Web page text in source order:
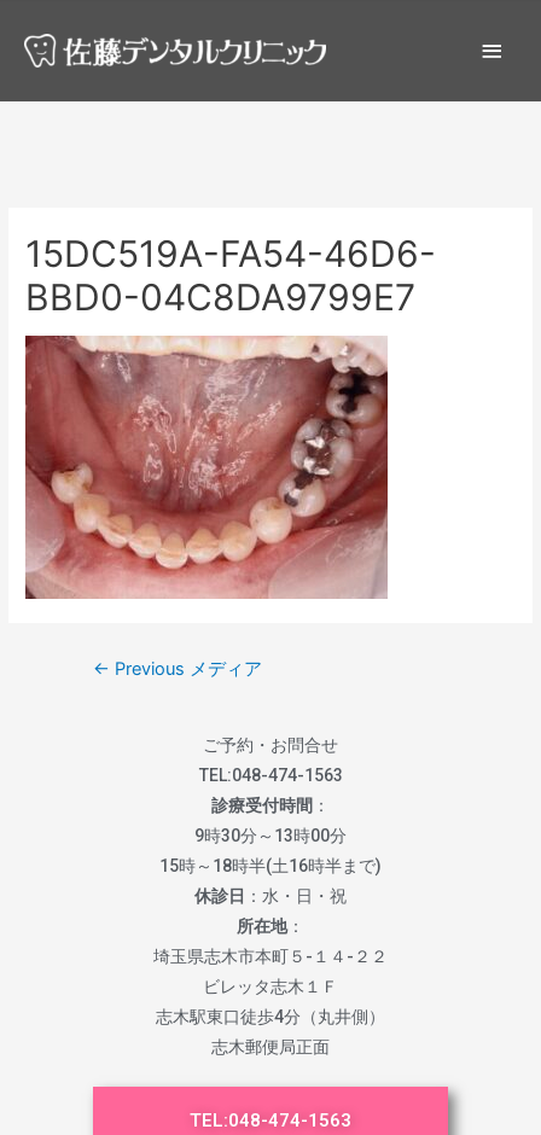
15DC519A-FA54-46D6-
BBD0-04C8DA9799E7
← Previous メディア
ご予約・お問合せ
TEL:048-474-1563
診療受付時間 ：
9時30分～13時00分
15時～18時半(土16時半まで)
休診日 ：水・日・祝
所在地：
埼玉県志木市本町５-１４-２２
ビレッタ志木１Ｆ
志木駅東口徒歩4分（丸井側）
志木郵便局正面
TEL:048-474-1563